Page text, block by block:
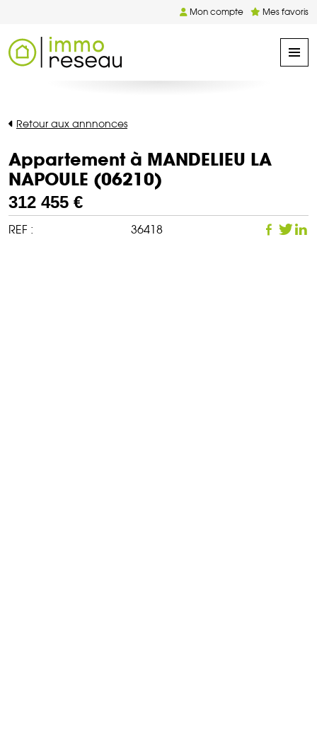
Mon compte Mes favoris
Retour aux annnonces
Appartement à MANDELIEU LA
NAPOULE (06210)
312 455 €
REF : 36418